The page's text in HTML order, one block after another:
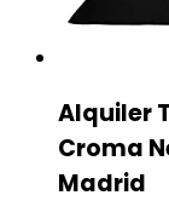
Alquiler
Croma
Madrid